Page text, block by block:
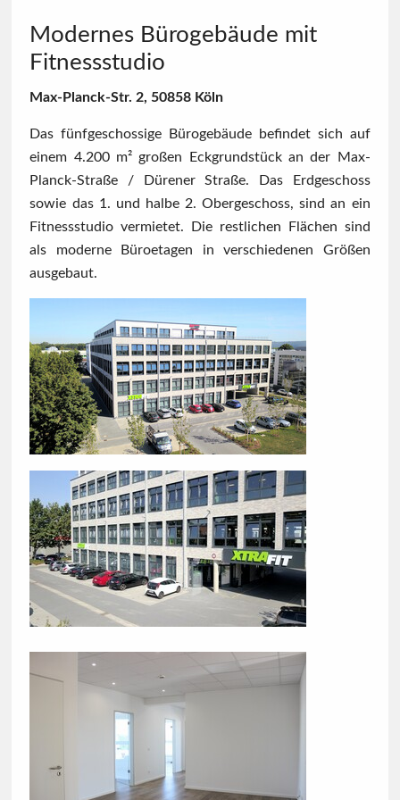
Modernes Bürogebäude mit
Fitnessstudio
Max-Planck-Str. 2, 50858 Köln
Das fünfgeschossige Bürogebäude befindet sich auf
einem 4.200 m² großen Eckgrundstück an der Max-
Planck-Straße / Dürener Straße. Das Erdgeschoss
sowie das 1. und halbe 2. Obergeschoss, sind an ein
Fitnessstudio vermietet. Die restlichen Flächen sind
als moderne Büroetagen in verschiedenen Größen
ausgebaut.